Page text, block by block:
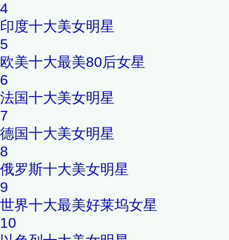
4
印度十大美女明星
5
欧美十大最美80后女星
6
法国十大美女明星
7
德国十大美女明星
8
俄罗斯十大美女明星
9
世界十大最美好莱坞女星
10